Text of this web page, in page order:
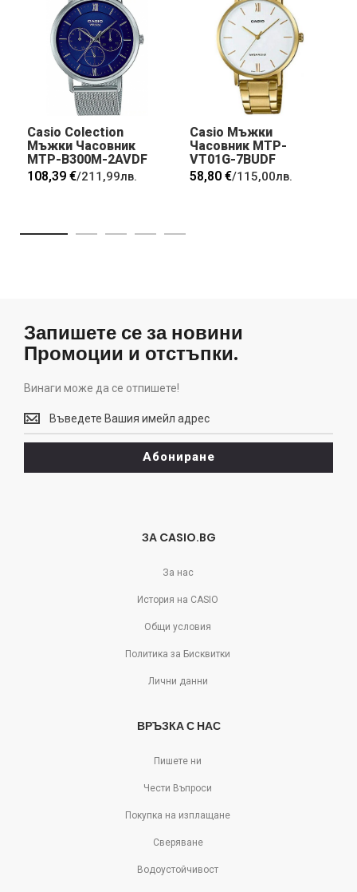
Casio Colection
Мъжки Часовник
MTP-B300M-2AVDF
108,39 €/211,99лв.
Casio Мъжки
Часовник MTP-
VT01G-7BUDF
58,80 €/115,00лв.
Запишете се за новини
Промоции и отстъпки.
Винаги може да се отпишете!
Винаги
може
да
отпишете!
Абониране
ЗА CASIO.BG
За нас
История на CASIO
Общи условия
Политика за Бисквитки
Лични данни
ВРЪЗКА С НАС
Пишете ни
Чести Въпроси
Покупка на изплащане
Сверяване
Водоустойчивост